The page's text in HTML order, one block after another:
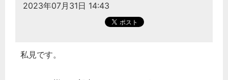
2023年07月31日 14:43
私見です。